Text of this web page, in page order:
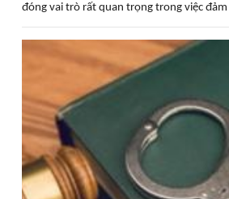
đóng vai trò rất quan trọng trong việc